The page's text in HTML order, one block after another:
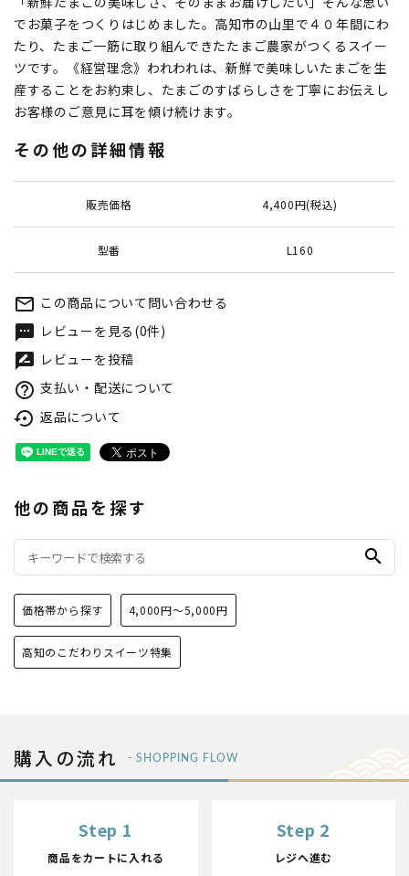
でお菓子をつくりはじめました。高知市の山里で４０年間にわ
たり、たまご一筋に取り組んできたたまご農家がつくるスイー
ツです。《経営理念》われわれは、新鮮で美味しいたまごを生
産することをお約束し、たまごのすばらしさを丁寧にお伝えし
お客様のご意見に耳を傾け続けます。
その他の詳細情報
販売価格 4,400円(税込)
型番 L160
mail_outline この商品について問い合わせる
textsms レビューを見る(0件)
rate_review レビューを投稿
help_outline 支払い・配送について
settings_backup_restore 返品について
他の商品を探す
search
価格帯から探す 4,000円〜5,000円
高知のこだわりスイーツ特集
購入の流れ - SHOPPING FLOW
Step 1
商品をカートに入れる
Step 2
レジへ進む